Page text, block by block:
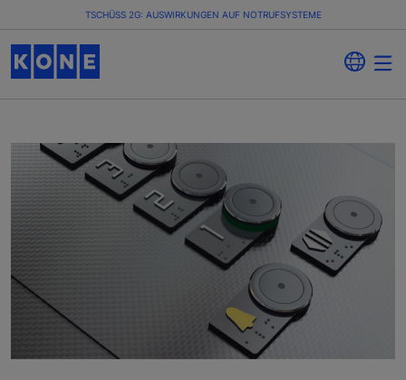
TSCHÜSS 2G: AUSWIRKUNGEN AUF NOTRUFSYSTEME